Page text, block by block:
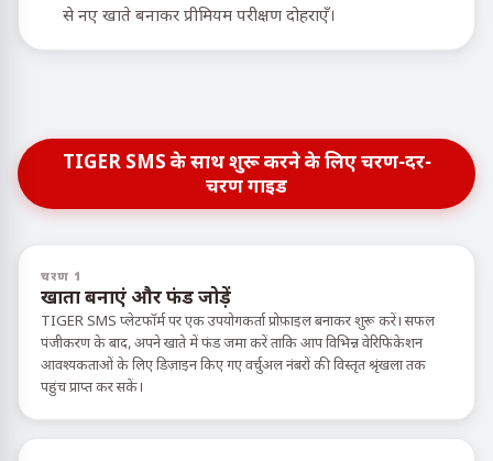
से नए खाते बनाकर प्रीमियम परीक्षण दोहराएँ।
TIGER SMS के साथ शुरू करने के लिए चरण-दर-
चरण गाइड
चरण 1
खाता बनाएं और फंड जोड़ें
TIGER SMS प्लेटफॉर्म पर एक उपयोगकर्ता प्रोफ़ाइल बनाकर शुरू करें। सफल
पंजीकरण के बाद, अपने खाते में फंड जमा करें ताकि आप विभिन्न वेरिफिकेशन
आवश्यकताओं के लिए डिज़ाइन किए गए वर्चुअल नंबरों की विस्तृत श्रृंखला तक
पहुंच प्राप्त कर सकें।